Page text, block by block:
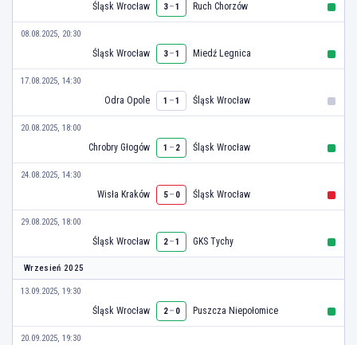
Śląsk Wrocław 3–1 Ruch Chorzów
08.08.2025, 20:30
Śląsk Wrocław 3–1 Miedź Legnica
17.08.2025, 14:30
Odra Opole 1 –1 Śląsk Wrocław
20.08.2025, 18:00
Chrobry Głogów 1 – 2 Śląsk Wrocław
24.08.2025, 14:30
Wisła Kraków 5– 0 Śląsk Wrocław
29.08.2025, 18:00
Śląsk Wrocław 2–1 GKS Tychy
Wrzesień 2025
13.09.2025, 19:30
Śląsk Wrocław 2– 0 Puszcza Niepołomice
20.09.2025, 19:30